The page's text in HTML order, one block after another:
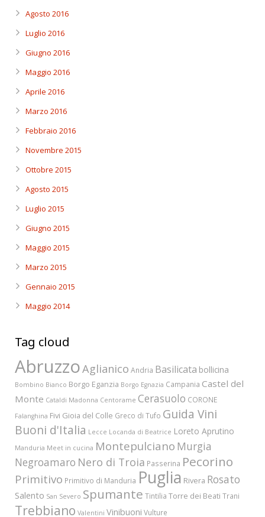
Agosto 2016
Luglio 2016
Giugno 2016
Maggio 2016
Aprile 2016
Marzo 2016
Febbraio 2016
Novembre 2015
Ottobre 2015
Agosto 2015
Luglio 2015
Giugno 2015
Maggio 2015
Marzo 2015
Gennaio 2015
Maggio 2014
Tag cloud
AbruzzoAglianico Andria Basilicata bollicina
Bombino Bianco Borgo Eganzia Borgo Egnazia Campania Castel del
Monte Cataldi Madonna Centorame Cerasuolo CORONE
Falanghina Fivi Gioia del Colle Greco di Tufo Guida Vini
Buoni d'Italia Lecce Locanda di Beatrice Loreto Aprutino
Manduria Meet in cucina Montepulciano Murgia
Negroamaro Nero di Troia Passerina Pecorino
Primitivo Primitivo di Manduria Puglia Rivera Rosato
Salento San Severo Spumante Tintilia Torre dei Beati Trani
Trebbiano Valentini Vinibuoni Vulture